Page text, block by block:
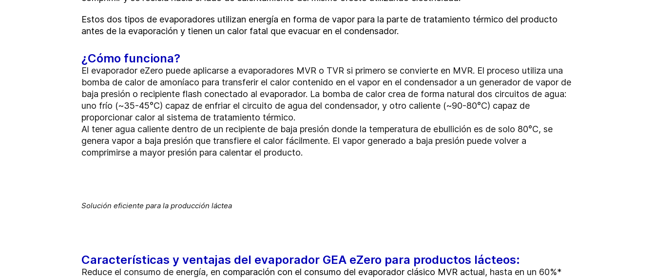
Estos dos tipos de evaporadores utilizan energía en forma de vapor para la parte de tratamiento térmico del producto
antes de la evaporación y tienen un calor fatal que evacuar en el condensador.
¿Cómo funciona?
El evaporador eZero puede aplicarse a evaporadores MVR o TVR si primero se convierte en MVR. El proceso utiliza una
bomba de calor de amoníaco para transferir el calor contenido en el vapor en el condensador a un generador de vapor de
baja presión o recipiente flash conectado al evaporador. La bomba de calor crea de forma natural dos circuitos de agua:
uno frío (~35-45°C) capaz de enfriar el circuito de agua del condensador, y otro caliente (~90-80°C) capaz de
proporcionar calor al sistema de tratamiento térmico.
Al tener agua caliente dentro de un recipiente de baja presión donde la temperatura de ebullición es de solo 80°C, se
genera vapor a baja presión que transfiere el calor fácilmente. El vapor generado a baja presión puede volver a
comprimirse a mayor presión para calentar el producto.
Solución eficiente para la producción láctea
Características y ventajas del evaporador GEA eZero para productos lácteos:
Reduce el consumo de energía, en comparación con el consumo del evaporador clásico MVR actual, hasta en un 60%*